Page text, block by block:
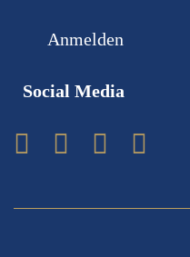
Anmelden
Social Media